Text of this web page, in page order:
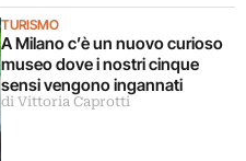
TURISMO
A Milano c’è un nuovo curioso
museo dove i nostri cinque
sensi vengono ingannati
di Vittoria Caprotti